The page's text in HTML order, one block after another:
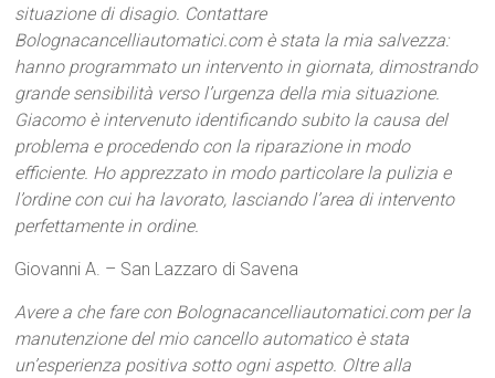
situazione di disagio. Contattare
Bolognacancelliautomatici.com è stata la mia salvezza:
hanno programmato un intervento in giornata, dimostrando
grande sensibilità verso l’urgenza della mia situazione.
Giacomo è intervenuto identificando subito la causa del
problema e procedendo con la riparazione in modo
efficiente. Ho apprezzato in modo particolare la pulizia e
l’ordine con cui ha lavorato, lasciando l’area di intervento
perfettamente in ordine.
Giovanni A. – San Lazzaro di Savena
Avere a che fare con Bolognacancelliautomatici.com per la
manutenzione del mio cancello automatico è stata
un’esperienza positiva sotto ogni aspetto. Oltre alla